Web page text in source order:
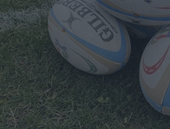
Premiership
Champions Cup
Challenge Cup
World Rugby
Rugby World Cup